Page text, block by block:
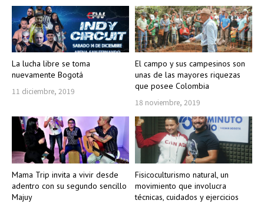
La lucha libre se toma
nuevamente Bogotá
11 diciembre, 2019
El campo y sus campesinos son
unas de las mayores riquezas
que posee Colombia
18 noviembre, 2019
Mama Trip invita a vivir desde
adentro con su segundo sencillo
Majuy
Fisicoculturismo natural, un
movimiento que involucra
técnicas, cuidados y ejercicios